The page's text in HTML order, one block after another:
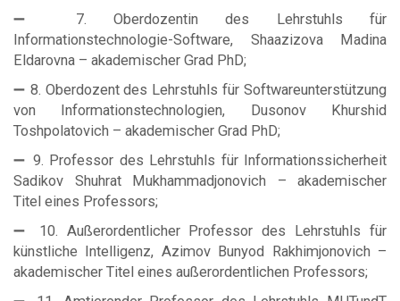
➖ 7. Oberdozentin des Lehrstuhls für
Informationstechnologie-Software, Shaazizova Madina
Eldarovna – akademischer Grad PhD;
➖ 8. Oberdozent des Lehrstuhls für Softwareunterstützung
von Informationstechnologien, Dusonov Khurshid
Toshpolatovich – akademischer Grad PhD;
➖ 9. Professor des Lehrstuhls für Informationssicherheit
Sadikov Shuhrat Mukhammadjonovich – akademischer
Titel eines Professors;
➖ 10. Außerordentlicher Professor des Lehrstuhls für
künstliche Intelligenz, Azimov Bunyod Rakhimjonovich –
akademischer Titel eines außerordentlichen Professors;